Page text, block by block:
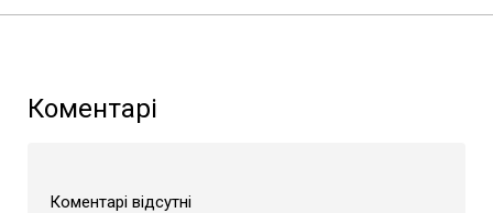
Коментарі
Коментарі відсутні